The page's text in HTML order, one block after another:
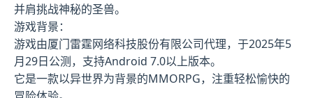
并肩挑战神秘的圣兽。
游戏背景：
游戏由厦门雷霆网络科技股份有限公司代理，于2025年5
月29日公测，支持Android 7.0以上版本。
它是一款以异世界为背景的MMORPG，注重轻松愉快的